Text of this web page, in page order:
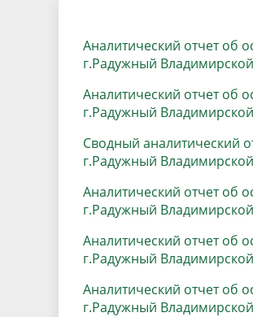
Градостроительная
Координационные и
органы
Аналитический отчет об
г.Радужный
Аналитический отчет об
г.Радужный
Сводный аналитический
г.Радужный
Аналитический отчет об
г.Радужный
Аналитический отчет об
г.Радужный
Аналитический отчет об
г.Радужный